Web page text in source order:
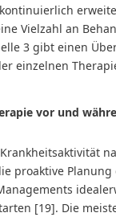
Vielzahl an
3 gibt einen
einzelnen
vor und
proaktive
[19]. Die